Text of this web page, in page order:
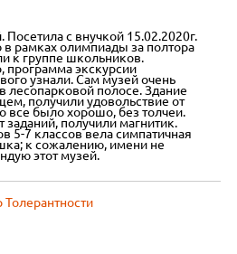
с внучкой 15.02.2020г.
в рамках олимпиады за полтора
к группе школьников.
программа экскурсии
узнали. Сам музей очень
лесопарковой полосе. Здание
получили удовольствие от
все было хорошо, без толчеи.
получили магнитик.
5-7 классов вела симпатичная
к сожалению, имени не
этот музей.